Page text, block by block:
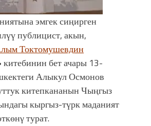
САКТАГАН
эмгек сиңирген
публицист, акын,
Токтомушевдин
китебинин бет ачары 13-
Алыкул Осмонов
китепкананын Чыңгыз
кыргыз-түрк маданият
турат.